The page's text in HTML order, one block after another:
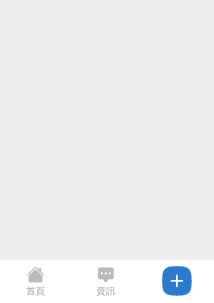
首頁 資訊